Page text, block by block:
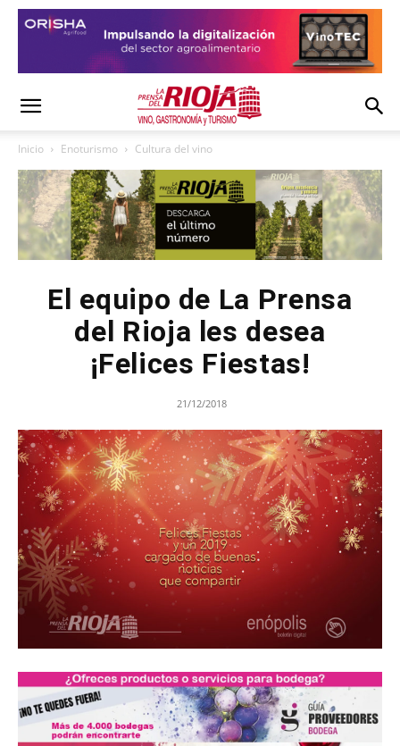
Inicio Enoturismo Cultura del vino
El equipo de La Prensa
del Rioja les desea
¡Felices Fiestas!
21/12/2018